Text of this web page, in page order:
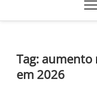
Tag: aumento
em 2026